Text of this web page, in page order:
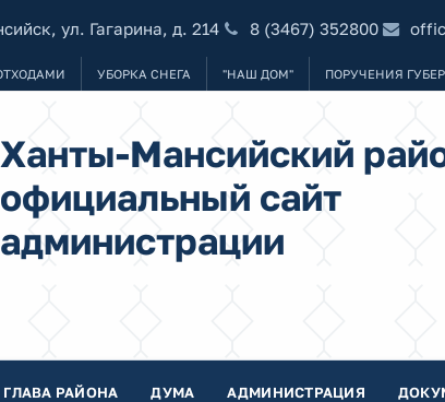
ул. Гагарина, д. 214 8 (3467) 352800
УБОРКА СНЕГА "НАШ ДОМ" ПОРУЧЕНИЯ
Ханты-Мансийский
официальный сайт
администрации
ГЛАВА РАЙОНА ДУМА АДМИНИСТРАЦИЯ